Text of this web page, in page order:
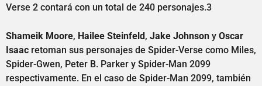
Verse 2 contará con un total de 240 personajes.3
Shameik Moore, Hailee Steinfeld, Jake Johnson y Oscar
Isaac retoman sus personajes de Spider-Verse como Miles,
Spider-Gwen, Peter B. Parker y Spider-Man 2099
respectivamente. En el caso de Spider-Man 2099, también